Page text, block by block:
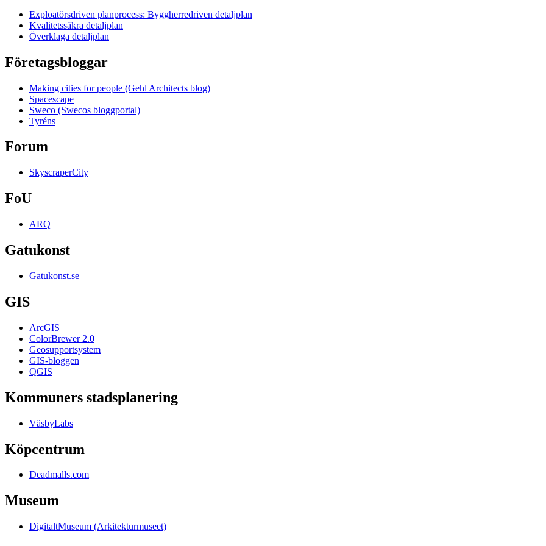
Exploatörsdriven planprocess: Byggherredriven detaljplan
Kvalitetssäkra detaljplan
Överklaga detaljplan
Företagsbloggar
Making cities for people (Gehl Architects blog)
Spacescape
Sweco (Swecos bloggportal)
Tyréns
Forum
SkyscraperCity
FoU
ARQ
Gatukonst
Gatukonst.se
GIS
ArcGIS
ColorBrewer 2.0
Geosupportsystem
GIS-bloggen
QGIS
Kommuners stadsplanering
VäsbyLabs
Köpcentrum
Deadmalls.com
Museum
DigitaltMuseum (Arkitekturmuseet)